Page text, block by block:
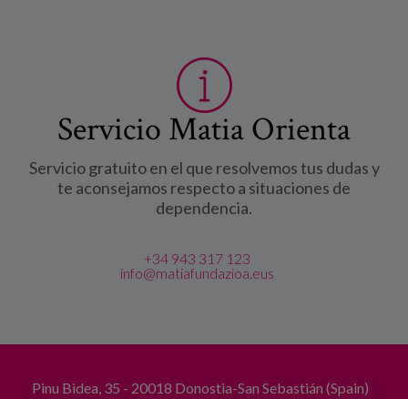
Servicio Matia Orienta
Servicio gratuito en el que resolvemos tus dudas y
te aconsejamos respecto a situaciones de
dependencia.
+34 943 317 123
info@matiafundazioa.eus
Pinu Bidea, 35 - 20018 Donostia-San Sebastián (Spain)